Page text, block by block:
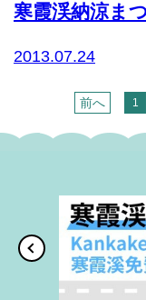
寒霞渓納涼ま
2013.07.24
前へ 1